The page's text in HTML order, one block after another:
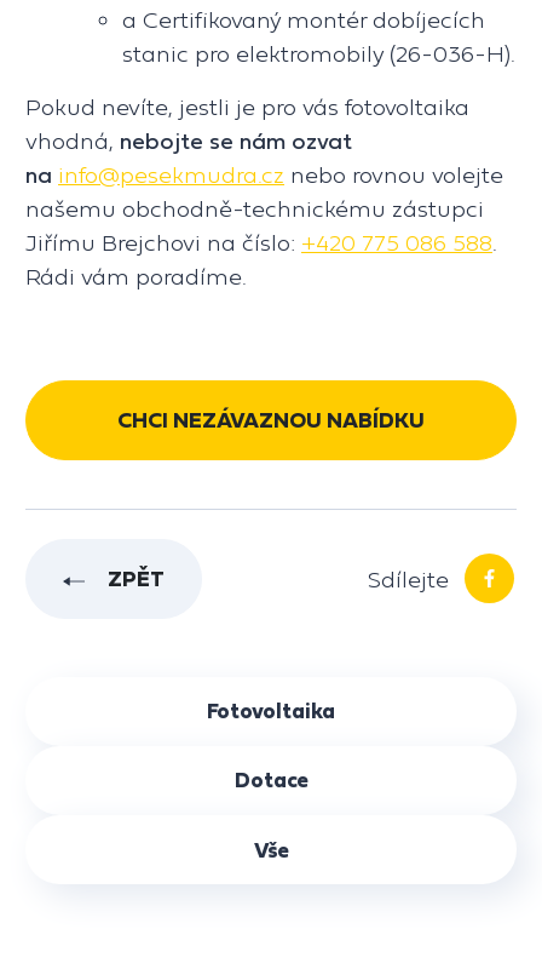
a Certifikovaný montér dobíjecích
stanic pro elektromobily (26-036-H).
Pokud nevíte, jestli je pro vás fotovoltaika
vhodná, nebojte se nám ozvat
na info@pesekmudra.cz nebo rovnou volejte
našemu obchodně-technickému zástupci
Jiřímu Brejchovi na číslo: +420 775 086 588
Rádi vám poradíme.
CHCI NEZÁVAZNOU NABÍDKU
ZPĚT Sdílejte
Fotovoltaika
Dotace
Vše